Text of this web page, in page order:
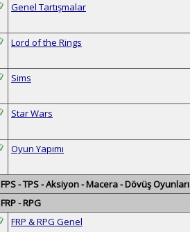
Genel Tartışmalar
Lord of the Rings
Sims
Star Wars
Oyun Yapımı
FPS - TPS - Aksiyon - Macera - Dövüş Oyunları
FRP - RPG
FRP & RPG Genel